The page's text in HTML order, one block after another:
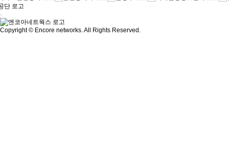
Copyright © Encore networks. All Rights Reserved.